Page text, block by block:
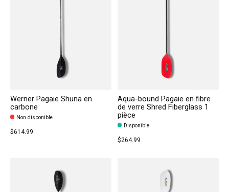
Werner Pagaie Shuna en
carbone
Non disponible
$614.99
Aqua-bound Pagaie en fibre
de verre Shred Fiberglass 1
pièce
Disponible
$264.99